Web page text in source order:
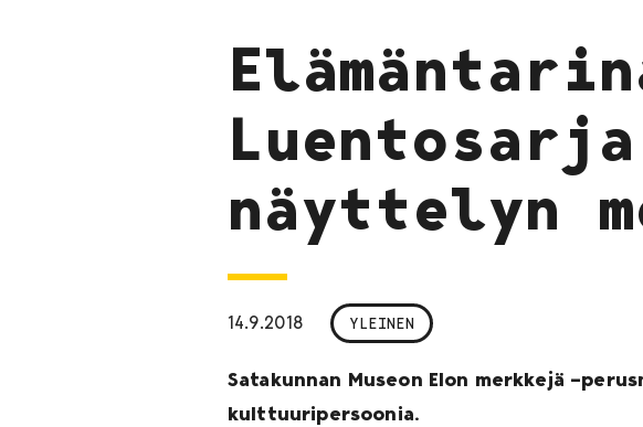
näyttelyn
14.9.2018 YLEINEN
Satakunnan Museon Elon merkkejä
kulttuuripersoonia.